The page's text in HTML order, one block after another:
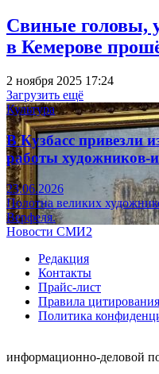
Свиные головы,
в Кемерове
2 ноября 2025 17:24
Загрузить ещё
Культура
В Кузбасс привезли
работы художников-
23.06.2026
Полотна великих
Верфеля.
Новости СМИ2
Редакция
Контакты
Прайс-лист
Правила цитирования
Политика
информационно-деловой